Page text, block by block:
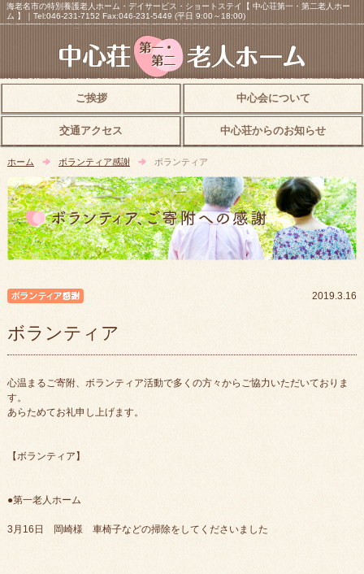
海老名市の特別養護老人ホーム・デイサービス・ショートステイ【 中心荘第一・第二老人ホー
ム 】｜Tel:046-231-7152 Fax:046-231-5449 (平日 9:00～18:00)
ご挨拶 中心会について
交通アクセス 中心荘からのお知らせ
ホーム ボランティア感謝 ボランティア
2019.3.16
ボランティア
心温まるご寄附、ボランティア活動で多くの方々からご協力いただいておりま
す。
あらためてお礼申し上げます。
【ボランティア】
●第一老人ホーム
3月16日 岡崎様 車椅子などの掃除をしてくださいました